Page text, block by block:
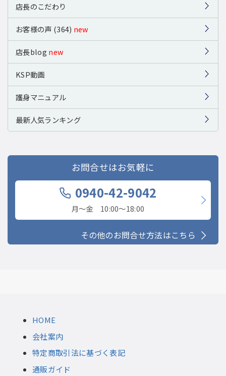
店長のこだわり
お客様の声 (364) new
店長blog new
KSP動画
護身マニュアル
最新人気ランキング
お問合せはお気軽に
0940-42-9042
月〜金 10:00〜18:00
その他のお問合せ方法はこちら
HOME
会社案内
特定商取引法に基づく表記
通販ガイド